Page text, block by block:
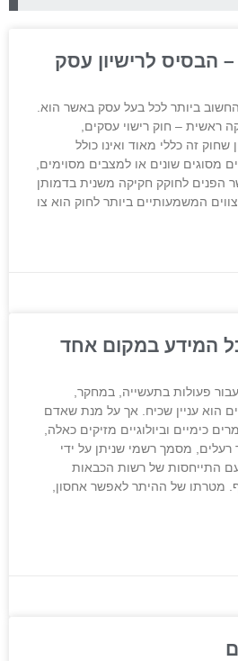
– הבסיס לרישיון עסק
ביותר לכל בעל עסק באשר הוא.
ראשית – חוק רישוי עסקים,
אך מכיוון שחוק זה כללי מאוד ואינו כולל
מסוגים שונים או למצבים מסוימים,
הפנים לחוקק חקיקה משנית בדמותן
המשמעותיים ביותר לחוק הוא צו
המידע במקום אחד
פעולות בתעשייה, במחקר,
הוא עניין שכיח. אך על מנת שאדם
כימיים וביולוגיים מזיקים כאלה,
מסמך רשמי שניתן על ידי
התייחסות של רשות הכבאות
מטרתו של ההיתר לאפשר אחסון,